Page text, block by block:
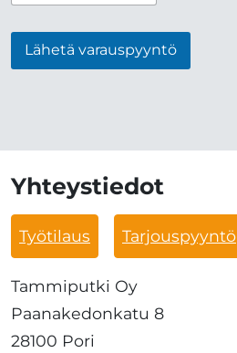
Yhteystiedot
Työtilaus Tarjouspyyntö
Tammiputki Oy
Paanakedonkatu 8
28100 Pori